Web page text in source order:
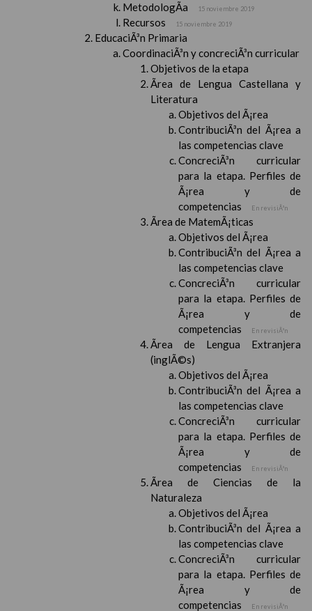
MetodologÃ­a 15 noviembre 2019
Recursos 15 noviembre 2019
EducaciÃ³n Primaria
CoordinaciÃ³n y concreciÃ³n curricular
Objetivos de la etapa
Ãrea de Lengua Castellana y
Literatura
Objetivos del Ã¡rea
ContribuciÃ³n del Ã¡rea a
las competencias clave
ConcreciÃ³n curricular
para la etapa. Perfiles de
Ã¡rea y de
competencias
En revisiÃ³n
Ãrea de MatemÃ¡ticas
Objetivos del Ã¡rea
ContribuciÃ³n del Ã¡rea a
las competencias clave
ConcreciÃ³n curricular
para la etapa. Perfiles de
Ã¡rea y de
competencias
En revisiÃ³n
Ãrea de Lengua Extranjera
(inglÃ©s)
Objetivos del Ã¡rea
ContribuciÃ³n del Ã¡rea a
las competencias clave
ConcreciÃ³n curricular
para la etapa. Perfiles de
Ã¡rea y de
competencias
En revisiÃ³n
Ãrea de Ciencias de la
Naturaleza
Objetivos del Ã¡rea
ContribuciÃ³n del Ã¡rea a
las competencias clave
ConcreciÃ³n curricular
para la etapa. Perfiles de
Ã¡rea y de
competencias
En revisiÃ³n